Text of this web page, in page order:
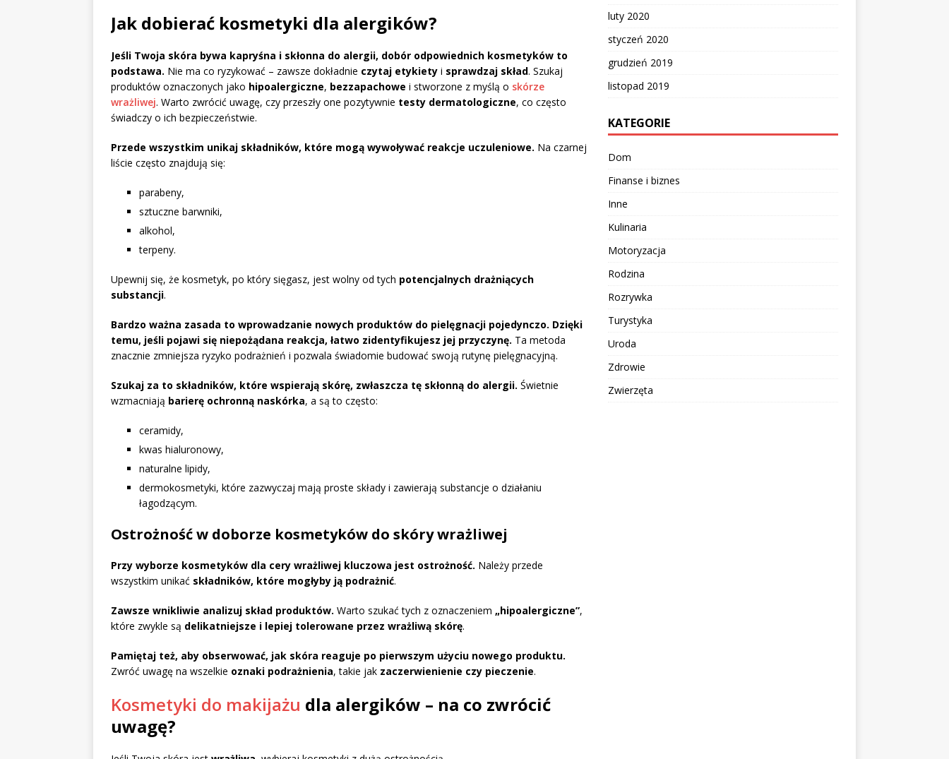
Jak dobierać kosmetyki dla alergików?
Jeśli Twoja skóra bywa kapryśna i skłonna do alergii, dobór odpowiednich kosmetyków to
podstawa. Nie ma co ryzykować – zawsze dokładnie czytaj etykiety i sprawdzaj skład. Szukaj
produktów oznaczonych jako hipoalergiczne, bezzapachowe i stworzone z myślą o skórze
wrażliwej. Warto zwrócić uwagę, czy przeszły one pozytywnie testy dermatologiczne, co często
świadczy o ich bezpieczeństwie.
Przede wszystkim unikaj składników, które mogą wywoływać reakcje uczuleniowe. Na czarnej
liście często znajdują się:
parabeny,
sztuczne barwniki,
alkohol,
terpeny.
Upewnij się, że kosmetyk, po który sięgasz, jest wolny od tych potencjalnych drażniących
substancji.
Bardzo ważna zasada to wprowadzanie nowych produktów do pielęgnacji pojedynczo. Dzięki
temu, jeśli pojawi się niepożądana reakcja, łatwo zidentyfikujesz jej przyczynę. Ta metoda
znacznie zmniejsza ryzyko podrażnień i pozwala świadomie budować swoją rutynę pielęgnacyjną.
Szukaj za to składników, które wspierają skórę, zwłaszcza tę skłonną do alergii. Świetnie
wzmacniają barierę ochronną naskórka, a są to często:
ceramidy,
kwas hialuronowy,
naturalne lipidy,
dermokosmetyki, które zazwyczaj mają proste składy i zawierają substancje o działaniu
łagodzącym.
Ostrożność w doborze kosmetyków do skóry wrażliwej
Przy wyborze kosmetyków dla cery wrażliwej kluczowa jest ostrożność. Należy przede
wszystkim unikać składników, które mogłyby ją podrażnić.
Zawsze wnikliwie analizuj skład produktów. Warto szukać tych z oznaczeniem „hipoalergiczne”,
które zwykle są delikatniejsze i lepiej tolerowane przez wrażliwą skórę.
Pamiętaj też, aby obserwować, jak skóra reaguje po pierwszym użyciu nowego produktu.
Zwróć uwagę na wszelkie oznaki podrażnienia, takie jak zaczerwienienie czy pieczenie.
Kosmetyki do makijażu dla alergików – na co zwrócić
uwagę?
luty 2020
styczeń 2020
grudzień 2019
listopad 2019
KATEGORIE
Dom
Finanse i biznes
Inne
Kulinaria
Motoryzacja
Rodzina
Rozrywka
Turystyka
Uroda
Zdrowie
Zwierzęta